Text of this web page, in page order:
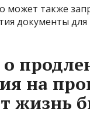
может также
документы для
на
жизнь